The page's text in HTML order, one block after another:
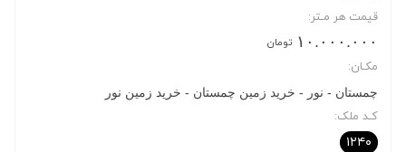
قیمت هر مـتر:
۱۰.۰۰۰.۰۰۰ تومان
مکـان:
چمستان نور خرید زمین چمستان خرید زمین نور
کـد ملک:
۱۲۴۰